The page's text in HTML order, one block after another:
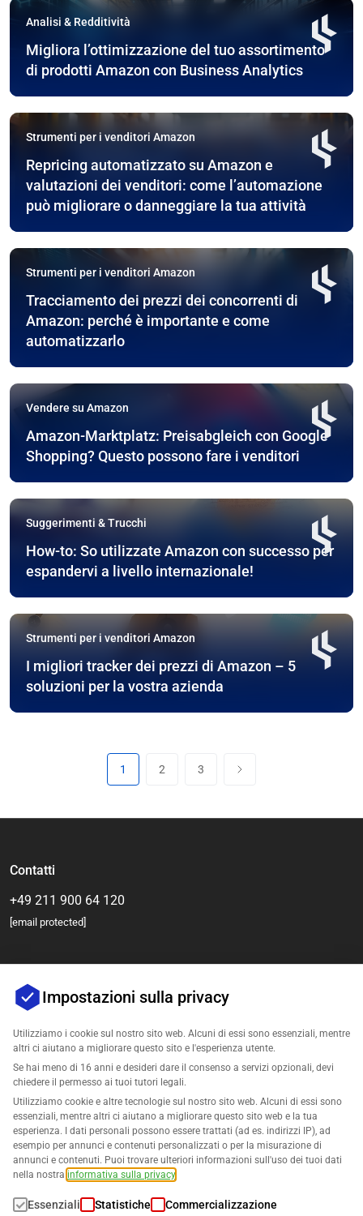
Analisi & Redditività
Migliora l’ottimizzazione del tuo assortimento
di prodotti Amazon con Business Analytics
Strumenti per i venditori Amazon
Repricing automatizzato su Amazon e
valutazioni dei venditori: come l’automazione
può migliorare o danneggiare la tua attività
Strumenti per i venditori Amazon
Tracciamento dei prezzi dei concorrenti di
Amazon: perché è importante e come
automatizzarlo
Vendere su Amazon
Amazon-Marktplatz: Preisabgleich con Google
Shopping? Questo possono fare i venditori
Suggerimenti & Trucchi
How-to: So utilizzate Amazon con successo per
espandervi a livello internazionale!
Strumenti per i venditori Amazon
I migliori tracker dei prezzi di Amazon – 5
soluzioni per la vostra azienda
1 2 3
Contatti
+49 211 900 64 120
[email protected]
Azienda
Supporto
Soluzioni per Amazon
Italiano
Impostazioni sulla privacy
Utilizziamo i cookie sul nostro sito web. Alcuni di essi sono essenziali, mentre
altri ci aiutano a migliorare questo sito e l'esperienza utente.
Se hai meno di 16 anni e desideri dare il consenso a servizi opzionali, devi
chiedere il permesso ai tuoi tutori legali.
Utilizziamo cookie e altre tecnologie sul nostro sito web. Alcuni di essi sono
essenziali, mentre altri ci aiutano a migliorare questo sito web e la tua
esperienza. I dati personali possono essere trattati (ad es. indirizzi IP), ad
esempio per annunci e contenuti personalizzati o per la misurazione di
annunci e contenuti. Puoi trovare ulteriori informazioni sull'uso dei tuoi dati
nella nostra informativa sulla privacy
Essenziali Statistiche Commercializzazione